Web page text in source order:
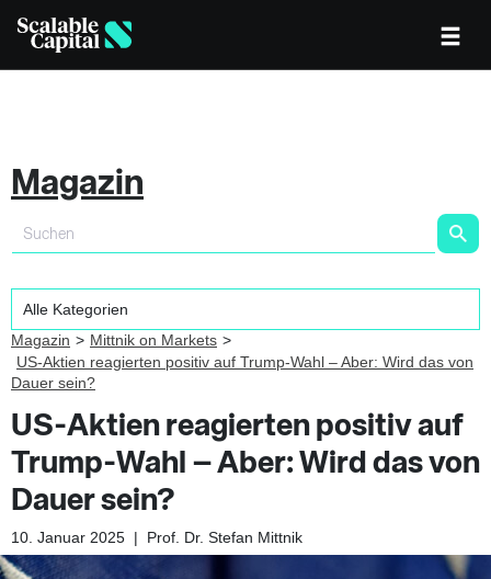
Magazin
Magazin
Mittnik on Markets
US-Aktien reagierten positiv auf Trump-Wahl – Aber: Wird das von
Dauer sein?
US-Aktien reagierten positiv auf
Trump-Wahl – Aber: Wird das von
Dauer sein?
10. Januar 2025 | Prof. Dr. Stefan Mittnik